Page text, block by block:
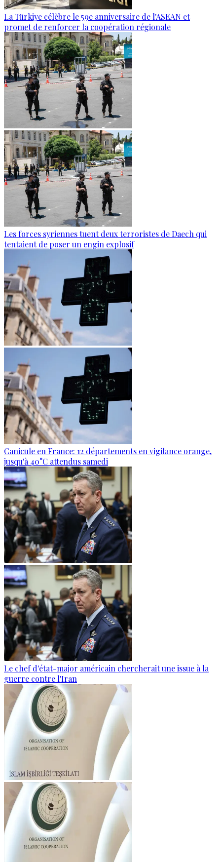
La Türkiye célèbre le 59e anniversaire de l'ASEAN et
promet de renforcer la coopération régionale
Les forces syriennes tuent deux terroristes de Daech qui
tentaient de poser un engin explosif
Canicule en France: 12 départements en vigilance orange,
jusqu'à 40°C attendus samedi
Le chef d'état-major américain chercherait une issue à la
guerre contre l'Iran